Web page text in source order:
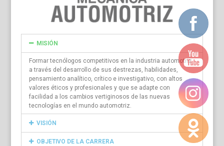
MISIÓN
Formar tecnólogos competitivos en la industria automotriz
a través del desarrollo de sus destrezas, habilidades,
pensamiento analítico, crítico e investigativo, con altos
valores éticos y profesionales y que se adapte con
facilidad a los cambios vertiginosos de las nuevas
tecnologías en el mundo automotriz.
VISIÓN
OBJETIVO DE LA CARRERA